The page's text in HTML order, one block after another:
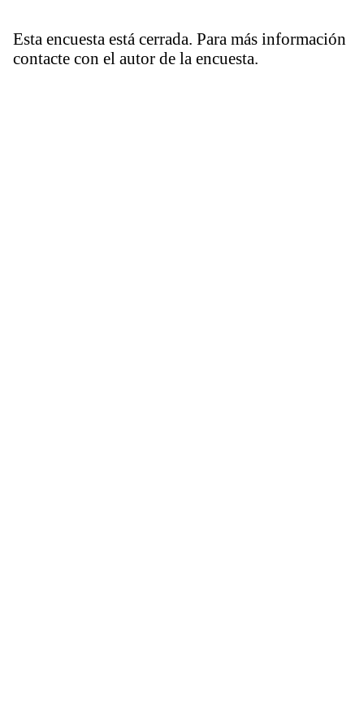
Esta encuesta está cerrada. Para más información
contacte con el autor de la encuesta.